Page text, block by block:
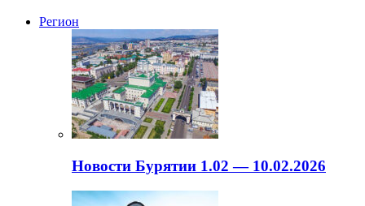
Регион
Новости Бурятии 1.02 — 10.02.2026